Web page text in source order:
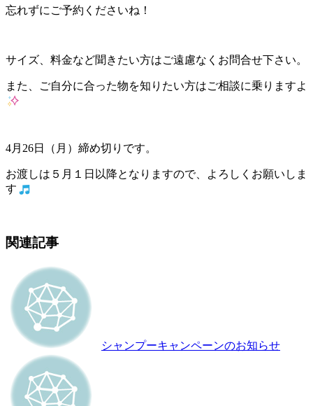
忘れずにご予約くださいね！
サイズ、料金など聞きたい方はご遠慮なくお問合せ下さい。
また、ご自分に合った物を知りたい方はご相談に乗りますよ
4月26日（月）締め切りです。
お渡しは５月１日以降となりますので、よろしくお願いしま
す
関連記事
シャンプーキャンペーンのお知らせ